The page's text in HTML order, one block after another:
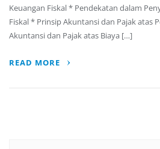
Keuangan Fiskal * Pendekatan dalam
Fiskal * Prinsip Akuntansi dan Pajak atas
Akuntansi dan Pajak atas Biaya […]
READ MORE